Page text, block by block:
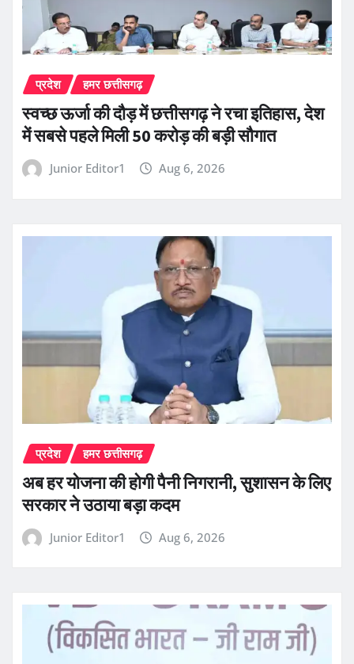
प्रदेश हमर छत्तीसगढ़
स्वच्छ ऊर्जा की दौड़ में छत्तीसगढ़ ने रचा इतिहास, देश
में सबसे पहले मिली 50 करोड़ की बड़ी सौगात
Junior Editor1 Aug 6, 2026
प्रदेश हमर छत्तीसगढ़
अब हर योजना की होगी पैनी निगरानी, सुशासन के लिए
सरकार ने उठाया बड़ा कदम
Junior Editor1 Aug 6, 2026